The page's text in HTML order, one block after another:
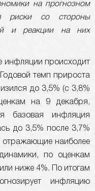
на прогнозном
риски со стороны
и реакции на них
инфляции происходит
темп прироста
до 3,5% (с 3,8%
на 9 декабря,
базовая инфляция
до 3,5% после 3,7%
отражающие наиболее
по оценкам
ниже 4%. По итогам
инфляцию